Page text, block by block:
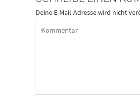
Deine E-Mail-Adresse wird nicht